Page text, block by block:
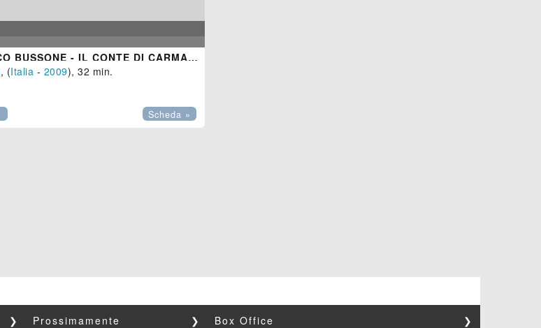
FRANCESCO BUSSONE - IL CONTE DI CARMAGNOLA
, (Italia - 2009), 32 min.
Scheda »
❯ Prossimamente ❯ Box Office ❯